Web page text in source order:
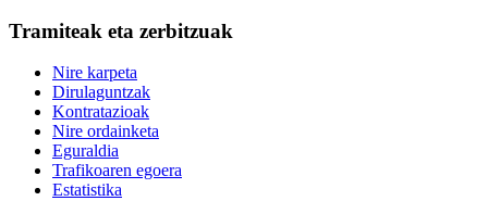
Tramiteak eta zerbitzuak
Nire karpeta
Dirulaguntzak
Kontratazioak
Nire ordainketa
Eguraldia
Trafikoaren egoera
Estatistika